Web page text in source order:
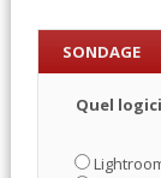
SONDAGE
Quel